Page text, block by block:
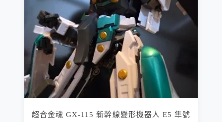
超合金魂 GX-115 新幹線變形機器人 E5 隼號